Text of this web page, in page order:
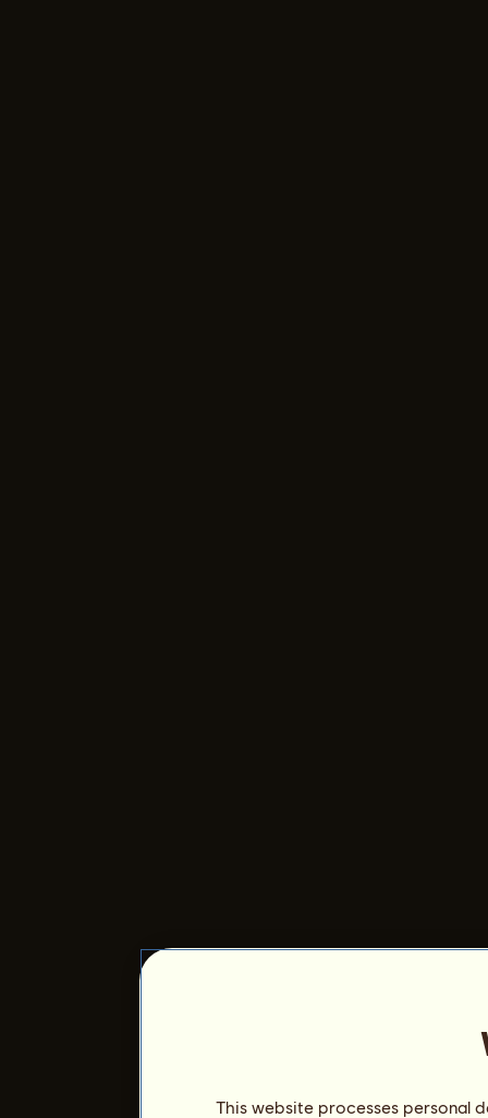
This website processes personal